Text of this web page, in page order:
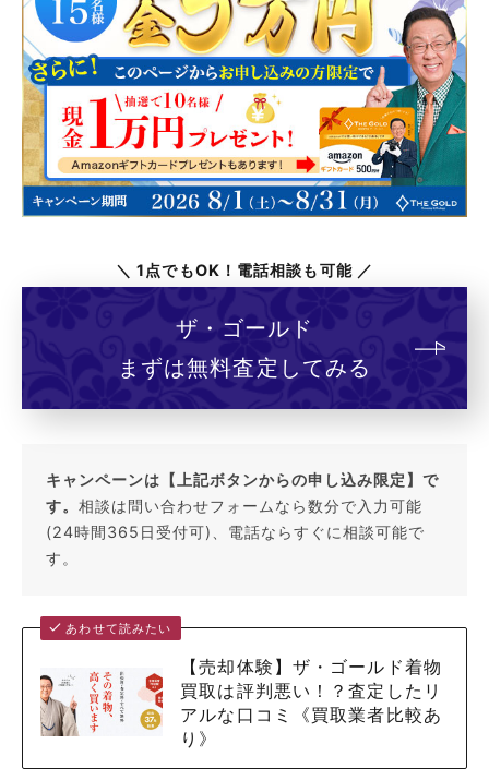
＼ 1点でもOK！電話相談も可能 ／
ザ・ゴールド
まずは無料査定してみる
キャンペーンは【上記ボタンからの申し込み限定】で
す。 相談は問い合わせフォームなら数分で入力可能
(24時間365日受付可)、電話ならすぐに相談可能で
す。
あわせて読みたい
【売却体験】ザ・ゴールド着物
買取は評判悪い！？査定したリ
アルな口コミ《買取業者比較あ
り》